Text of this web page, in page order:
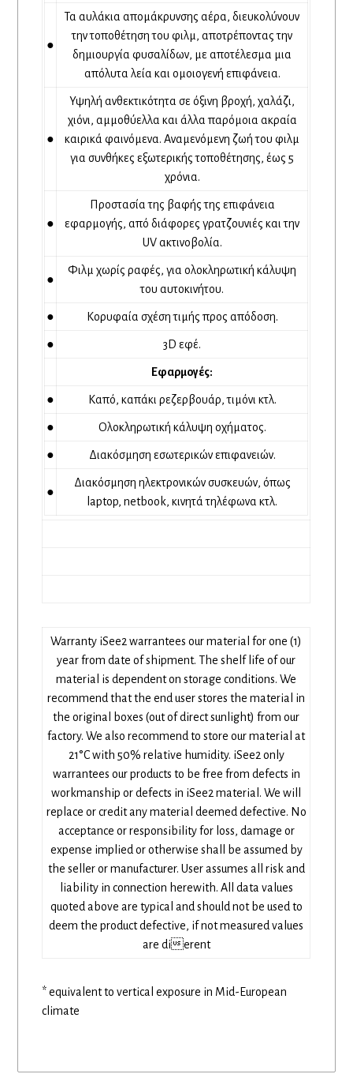
●
Τα αυλάκια απομάκρυνσης αέρα, διευκολύνουν
την τοποθέτηση του φιλμ, αποτρέποντας την
δημιουργία φυσαλίδων, με αποτέλεσμα μια
απόλυτα λεία και ομοιογενή επιφάνεια.
●
Υψηλή ανθεκτικότητα σε όξινη βροχή, χαλάζι,
χιόνι, αμμοθύελλα και άλλα παρόμοια ακραία
καιρικά φαινόμενα. Αναμενόμενη ζωή του φιλμ
για συνθήκες εξωτερικής τοποθέτησης, έως 5
χρόνια.
●
Προστασία της βαφής της επιφάνεια
εφαρμογής, από διάφορες γρατζουνιές και την
UV ακτινοβολία.
●
Φιλμ χωρίς ραφές, για ολοκληρωτική κάλυψη
του αυτοκινήτου.
● Κορυφαία σχέση τιμής προς απόδοση.
● 3D εφέ.
Εφαρμογές:
● Καπό, καπάκι ρεζερβουάρ, τιμόνι κτλ.
● Ολοκληρωτική κάλυψη οχήματος.
● Διακόσμηση εσωτερικών επιφανειών.
●
Διακόσμηση ηλεκτρονικών συσκευών, όπως
laptop, netbook, κινητά τηλέφωνα κτλ.
Warranty iSee2 warrantees our material for one (1)
year from date of shipment. The shelf life of our
material is dependent on storage conditions. We
recommend that the end user stores the material in
the original boxes (out of direct sunlight) from our
factory. We also recommend to store our material at
21°C with 50% relative humidity. iSee2 only
warrantees our products to be free from defects in
workmanship or defects in iSee2 material. We will
replace or credit any material deemed defective. No
acceptance or responsibility for loss, damage or
expense implied or otherwise shall be assumed by
the seller or manufacturer. User assumes all risk and
liability in connection herewith. All data values
quoted above are typical and should not be used to
deem the product defective, if not measured values
are dierent
* equivalent to vertical exposure in Mid-European
climate